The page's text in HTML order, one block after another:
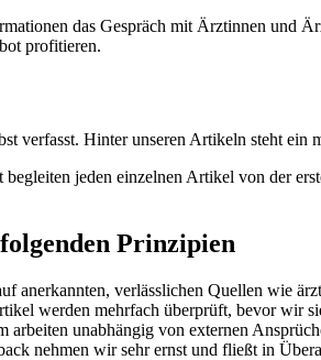
das Gespräch mit Ärztinnen und
profitieren.
verfasst. Hinter unseren Artikeln steht
jeden einzelnen Artikel von der
Prinzipien
anerkannten, verlässlichen Quellen wie
werden mehrfach überprüft, bevor wir
arbeiten unabhängig von externen
nehmen wir sehr ernst und fließt in